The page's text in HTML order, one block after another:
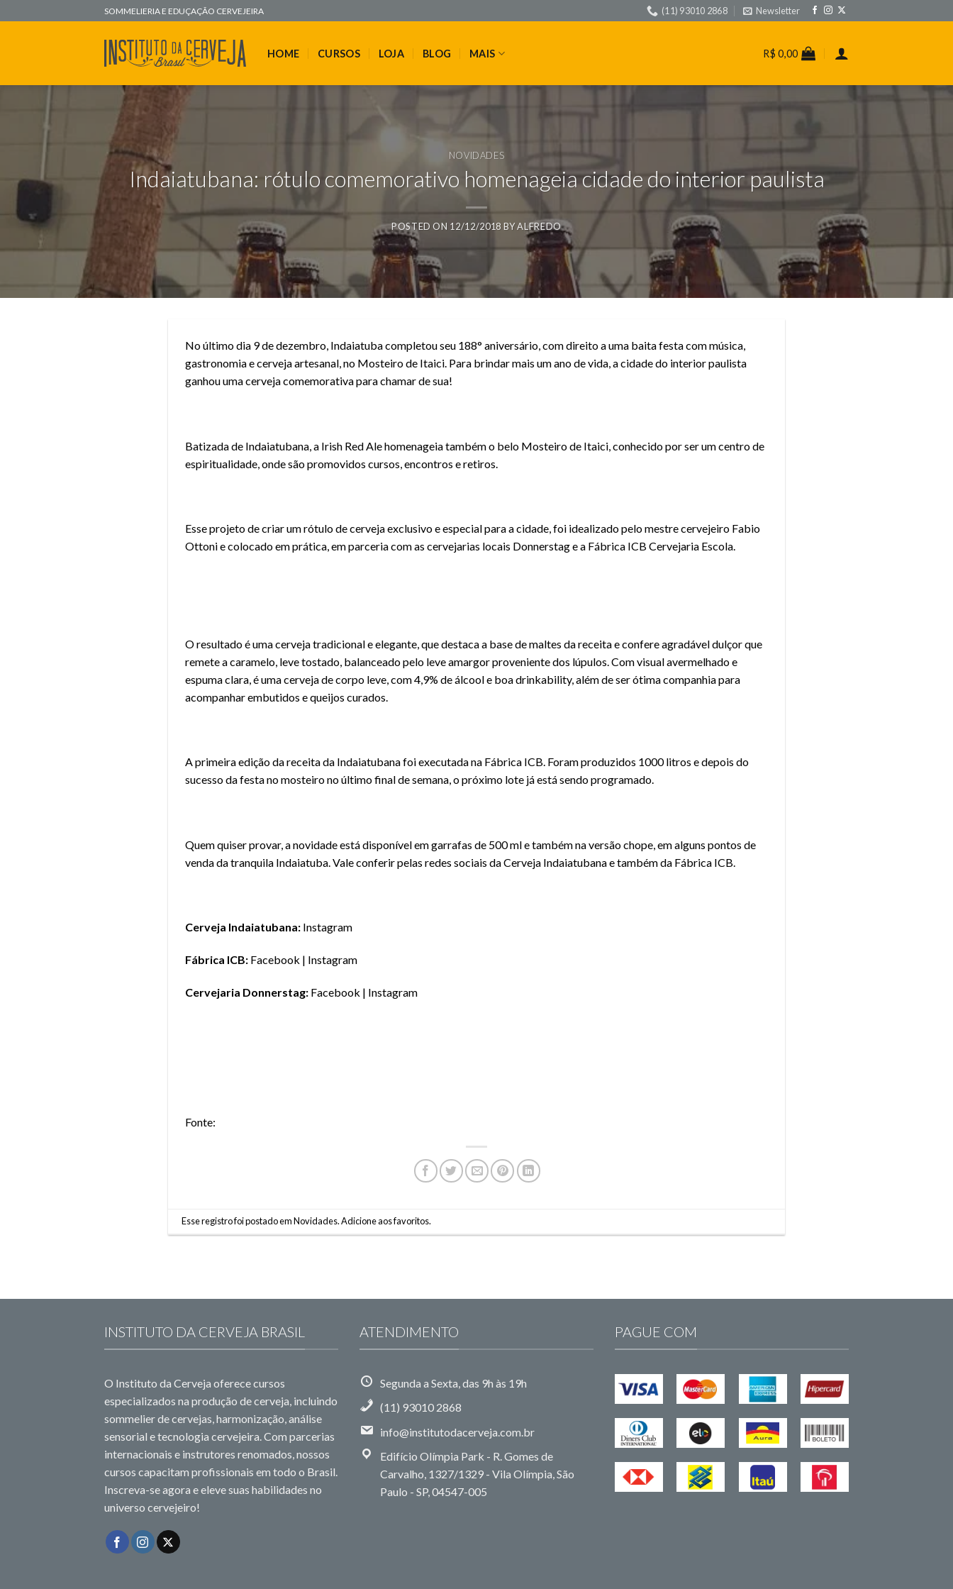
to
SOMMELIERIA E EDUÇAÇÃO CERVEJEIRA (11) 93010 2868 Newsletter
HOME CURSOS LOJA BLOG MAIS R$ 0,00
NOVIDADES
Indaiatubana: rótulo comemorativo homenageia cidade do interior paulista
POSTED ON 12/12/2018 BYALFREDO
No último dia 9 de dezembro, Indaiatuba completou seu 188° aniversário, com direito a uma baita festa com música,
gastronomia e cerveja artesanal, no Mosteiro de Itaici. Para brindar mais um ano de vida, a cidade do interior paulista
ganhou uma cerveja comemorativa para chamar de sua!
Batizada de Indaiatubana, a Irish Red Ale homenageia também o belo Mosteiro de Itaici, conhecido por ser um centro de
espiritualidade, onde são promovidos cursos, encontros e retiros.
Esse projeto de criar um rótulo de cerveja exclusivo e especial para a cidade, foi idealizado pelo mestre cervejeiro Fabio
Ottoni e colocado em prática, em parceria com as cervejarias locais Donnerstag e a Fábrica ICB Cervejaria Escola.
O resultado é uma cerveja tradicional e elegante, que destaca a base de maltes da receita e confere agradável dulçor que
remete a caramelo, leve tostado, balanceado pelo leve amargor proveniente dos lúpulos. Com visual avermelhado e
espuma clara, é uma cerveja de corpo leve, com 4,9% de álcool e boa drinkability, além de ser ótima companhia para
acompanhar embutidos e queijos curados.
A primeira edição da receita da Indaiatubana foi executada na Fábrica ICB. Foram produzidos 1000 litros e depois do
sucesso da festa no mosteiro no último final de semana, o próximo lote já está sendo programado.
Quem quiser provar, a novidade está disponível em garrafas de 500 ml e também na versão chope, em alguns pontos de
venda da tranquila Indaiatuba. Vale conferir pelas redes sociais da Cerveja Indaiatubana e também da Fábrica ICB.
Cerveja Indaiatubana: Instagram
Fábrica ICB: Facebook | Instagram
Cervejaria Donnerstag: Facebook | Instagram
Fonte:
Esse registro foi postado emNovidades.Adicione aos favoritos.
INSTITUTO DA CERVEJA BRASIL
O Instituto da Cerveja oferece cursos
especializados na produção de cerveja, incluindo
sommelier de cervejas, harmonização, análise
sensorial e tecnologia cervejeira. Com parcerias
internacionais e instrutores renomados, nossos
cursos capacitam profissionais em todo o Brasil.
Inscreva-se agora e eleve suas habilidades no
universo cervejeiro!
ATENDIMENTO
Segunda a Sexta, das 9h às 19h
(11) 93010 2868
info@institutodacerveja.com.br
Edifício Olímpia Park - R. Gomes de
Carvalho, 1327/1329 - Vila Olímpia, São
Paulo - SP, 04547-005
PAGUE COM